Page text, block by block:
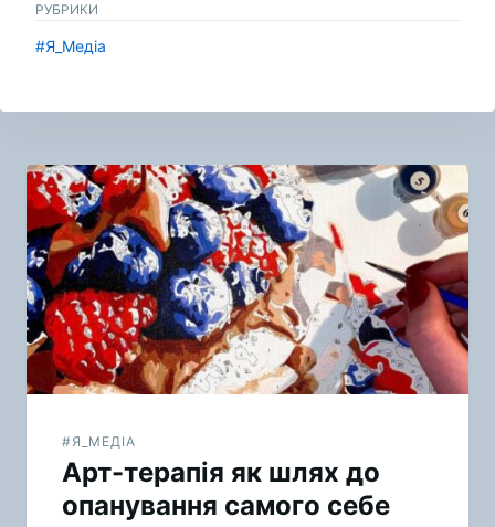
РУБРИКИ
#Я_Медіа
Навигация
по
записям
#Я_МЕДІА
Арт-терапія як шлях до
опанування самого себе